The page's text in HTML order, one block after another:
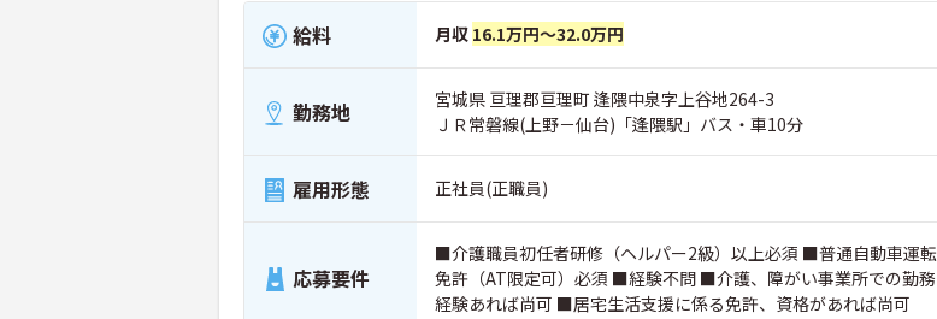
給料 月収 16.1万円～32.0万円
勤務地
宮城県 亘理郡亘理町 逢隈中泉字上谷地264-3
ＪＲ常磐線(上野－仙台)「逢隈駅」バス・車10分
雇用形態 正社員(正職員)
応募要件
■介護職員初任者研修（ヘルパー2級）以上必須 ■普通自動車運転
免許（AT限定可）必須 ■経験不問 ■介護、障がい事業所での勤務
経験あれば尚可 ■居宅生活支援に係る免許、資格があれば尚可